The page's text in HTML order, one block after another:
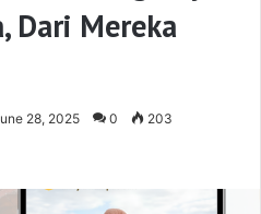
Dari Mereka
28, 2025 0 203